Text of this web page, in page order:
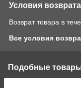
Условия возврата
Возврат товара в
Все условия
Подобные